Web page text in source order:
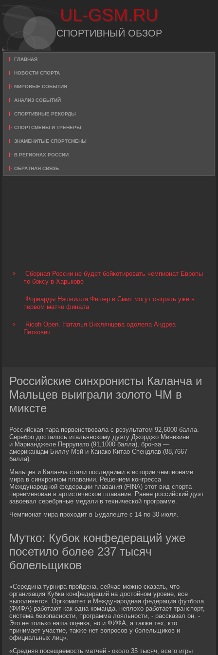
UL-GSM.RU
СПОРТИВНЫЙ ОБЗОР
ГЛАВНАЯ
НОВОСТИ СПОРТА
МИРОВЫЕ СОБЫТИЯ
АНАЛИЗ СОБЫТИЙ
СПОРТИВНЫЕ РЕКОРДЫ
СПОРТСМЕНЫ И ТРЕНЕРЫ
ЗНАМЕНИТЫЕ СПОРТСМЕНЫ
В РЕГИОНАХ РОССИИ
ОБРАТНАЯ СВЯЗЬ
Сборная России не будет бойкотировать чемпионат Европы
по боксу в Харькове
Форварды Нэшвилла Фишер и Смит могут сыграть уже в
первом матче финала
Ricoh Open. Наталья Вихлянцева одолела Андреа
Петкович
Российские синхронисты Каланча и
Мальцев выиграли золото ЧМ в
миксте
Российская пара первенствовала с результатом 92,6000 балла.
Серебро досталось итальянскому дуэту Джорджо Минизини
и Марианджеле Перрупато (91,1000 балла), бронза —
американцам Биллу Мэй и Канако Китао Спендлав (88,7667
балла).
Мальцев и Каланча стали последними в истории чемпионами
мира в синхронном плавании. Решением конгресса
Международной федерации плавания (FINA) этот вид спорта
переименован в артистическое плавание. Ранее российский дуэт
завоевал серебряные медали в технической программе.
Чемпионат мира проходит в Будапеште с 14 по 30 июля.
Мутко: Кубок конфедераций уже
посетило более 237 тысяч
болельщиков
«Середина турнира пройдена, сейчас можно сказать, что
организация Кубка конфедераций на достойном уровне, все
выполняется. Оргкомитет и Международная федерация футбола
(ФИФА) работают как одна команда, неплохо работает транспорт,
система безопасности, программа лояльности, - рассказал он. -
Это не только наша оценка, но и ФИФА, а также тех, кто
принимает участие, также нет вопросов у болельщиков и
официальных лиц».
«Средняя посещаемость матчей - около 35 тысяч, всего игры